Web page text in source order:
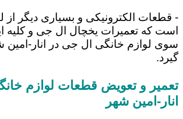
- قطعات الکترونیکی و بسیاری دیگر از
است که تعمیرات یخچال ال جی و کلیه
سوی لوازم خانگی ال جی در انار-
گیرد.
تعمیر و تعویض قطعات لوازم
انار-امین شهر